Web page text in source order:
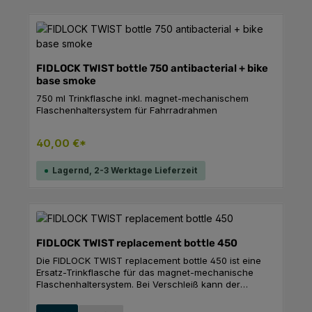
für jeden AnlassRobustes Tritan-MaterialUltra starker
Halt durch belt only-TechnologieGroße Trinköffnung
mit SchraubdeckelKompatibel mit allen TWIST
75mmGewicht: 0.168 kgVolumen: 700 ml
FIDLOCK TWIST bottle 750 antibacterial + bike
base smoke
750 ml Trinkflasche inkl. magnet-mechanischem
Flaschenhaltersystem für Fahrradrahmen
40,00 €*
Lagernd, 2-3 Werktage Lieferzeit
FIDLOCK TWIST replacement bottle 450
Die FIDLOCK TWIST replacement bottle 450 ist eine
Ersatz-Trinkflasche für das magnet-mechanische
Flaschenhaltersystem. Bei Verschleiß kann der
Connector-Part getrennt und ersetzt werden. Der